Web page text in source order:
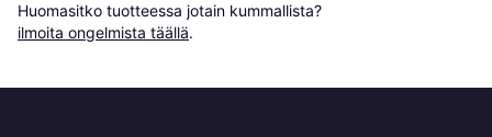
Huomasitko tuotteessa jotain kummallista?
ilmoita ongelmista täällä.